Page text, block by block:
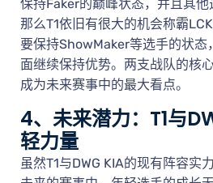
保持Faker的巅峰状态，并且其他
那么T1依旧有很大的机会称霸
要保持ShowMaker等选手的状态
面继续保持优势。两支战队的核
成为未来赛事中的最大看点。
4、未来潜力：T1与
轻力量
虽然T1与DWG KIA的现有阵容实